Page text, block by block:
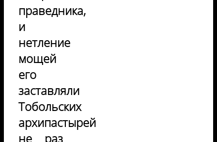
праведника,
и
нетление
мощей
его
заставляли
Тобольских
архипастырей
не раз